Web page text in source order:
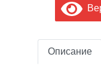
Описание